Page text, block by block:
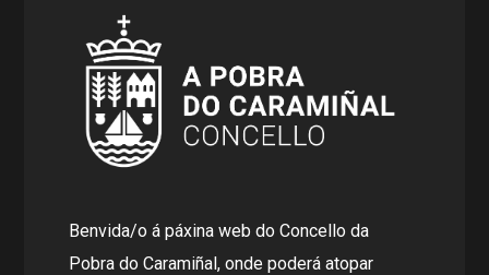
Benvida/o á páxina web do Concello da
Pobra do Caramiñal, onde poderá atopar